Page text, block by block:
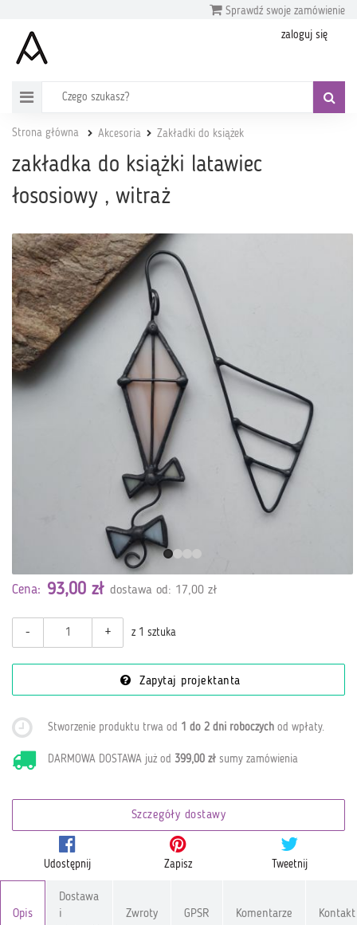
Sprawdź swoje zamówienie
zaloguj się
Strona główna Akcesoria Zakładki do książek
zakładka do książki latawiec
łososiowy , witraż
Cena: 93,00 zł dostawa od: 17,00 zł
- + z 1 sztuka
Zapytaj projektanta
Stworzenie produktu trwa od 1 do 2 dni roboczych od wpłaty.
DARMOWA DOSTAWA już od399,00 zł sumy zamówienia
Szczegóły dostawy
Udostępnij Zapisz Tweetnij
Opis
Dostawa
i
Zwroty GPSR Komentarze Kontakt